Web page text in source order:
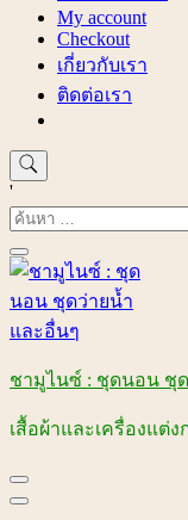
My account
Checkout
เกี่ยวกับเรา
ติดต่อเรา
'
ค้นหา
สำหรับ:
ชามูไนซ์ : ชุดนอน ชุ
เสื้อผ้าและเครื่องแต่